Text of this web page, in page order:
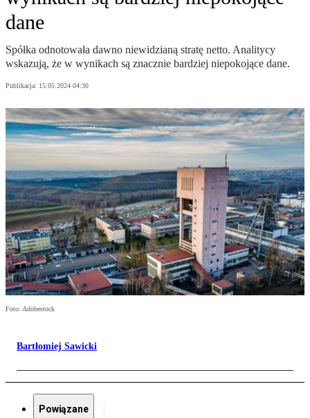
dane
Spółka odnotowała dawno niewidzianą stratę netto. Analitycy
wskazują, że w wynikach są znacznie bardziej niepokojące dane.
Publikacja: 15.05.2024 04:30
Foto: Adobestock
Bartłomiej Sawicki
Powiązane